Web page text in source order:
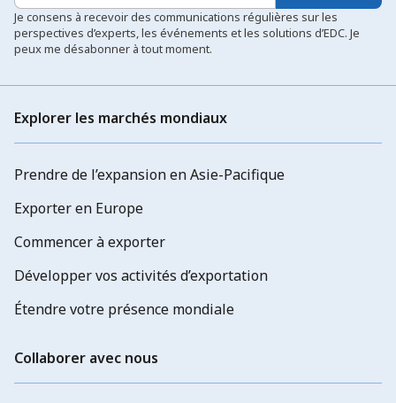
Je consens à recevoir des communications régulières sur les
perspectives d’experts, les événements et les solutions d’EDC. Je
peux me désabonner à tout moment.
Explorer les marchés mondiaux
Prendre de l’expansion en Asie-Pacifique
Exporter en Europe
Commencer à exporter
Développer vos activités d’exportation
Étendre votre présence mondiale
Collaborer avec nous